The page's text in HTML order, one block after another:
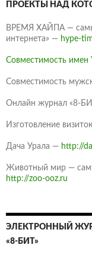
ПРОЕКТЫ НАД
ВРЕМЯ ХАЙПА —
интернета» — hype-
Совместимость имен
Совместимость
Онлайн журнал «8-
Изготовление
Дача Урала — http://
Животный мир —
http://zoo-ooz.ru
ЭЛЕКТРОННЫЙ
«8-БИТ»